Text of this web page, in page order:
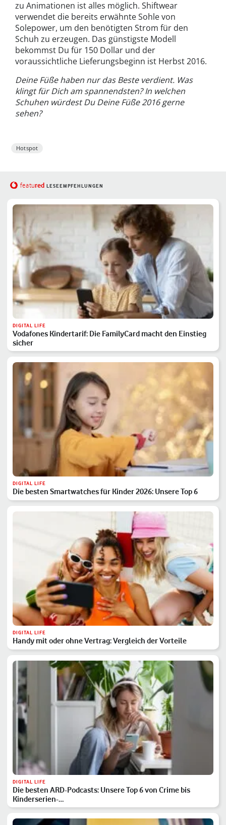
zu Animationen ist alles möglich. Shiftwear
verwendet die bereits erwähnte Sohle von
Solepower, um den benötigten Strom für den
Schuh zu erzeugen. Das günstigste Modell
bekommst Du für 150 Dollar und der
voraussichtliche Lieferungsbeginn ist Herbst 2016.
Deine Füße haben nur das Beste verdient. Was
klingt für Dich am spannendsten? In welchen
Schuhen würdest Du Deine Füße 2016 gerne
sehen?
Hotspot
featured LESEEMPFEHLUNGEN
DIGITAL LIFE
Vodafones Kindertarif: Die FamilyCard macht den Einstieg
sicher
DIGITAL LIFE
Die besten Smartwatches für Kinder 2026: Unsere Top 6
DIGITAL LIFE
Handy mit oder ohne Vertrag: Vergleich der Vorteile
DIGITAL LIFE
Die besten ARD-Podcasts: Unsere Top 6 von Crime bis
Kinderserien-…